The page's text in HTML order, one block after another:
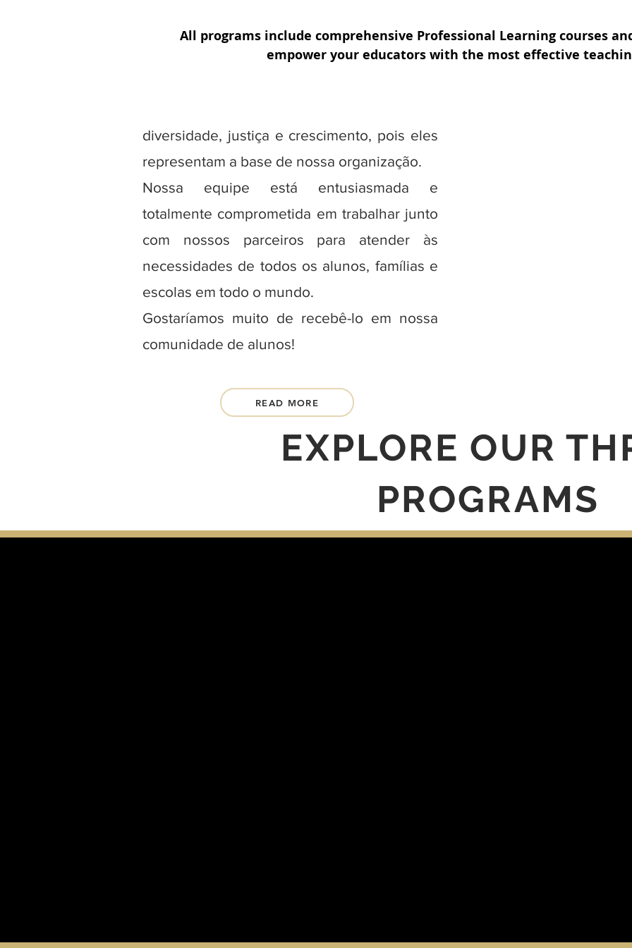
ações no dia a dia. Vivemos literalmente os
valores essenciais de autenticidade,
diversidade, justiça e crescimento, pois eles
representam a base de nossa organização.
Nossa equipe está entusiasmada e
totalmente comprometida em trabalhar junto
com nossos parceiros para atender às
necessidades de todos os alunos, famílias e
escolas em todo o mundo.
Gostaríamos muito de recebê-lo em nossa
comunidade de alunos!
READ MORE
EXPLORE OUR
PROGRAMS
All programs include comprehensive Professional Learningcourses
empower your educators with the most effective